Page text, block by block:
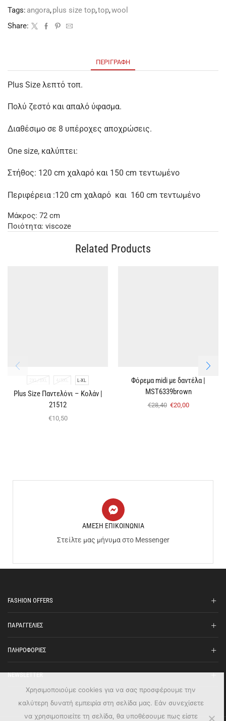
Tags: angora,plus size top,top,wool
Share:
ΠΕΡΙΓΡΑΦΉ
Plus Size λεπτό τοπ.
Πολύ ζεστό και απαλό ύφασμα.
Διαθέσιμο σε 8 υπέροχες αποχρώσεις.
One size, καλύπτει:
Στήθος: 120 cm χαλαρό και 150 cm τεντωμένο
Περιφέρεια :120 cm χαλαρό και 160 cm τεντωμένο
Μάκρος: 72 cm
Ποιότητα: viscoze
Related Products
2XL/3XL 4/5XL L-XL
Plus Size Παντελόνι – Κολάν |
21512
€10,50
Φόρεμα midi με δαντέλα |
MST6339brown
€28,40 €20,00
ΑΜΕΣΗ ΕΠΙΚΟΙΝΩΝΙΑ
Στείλτε μας μήνυμα στο Messenger
FASHION OFFERS
ΠΑΡΑΓΓΕΛΙΕΣ
ΠΛΗΡΟΦΟΡΙΕΣ
NEWSLETTER
Χρησιμοποιούμε cookies για να σας προσφέρουμε την
καλύτερη δυνατή εμπειρία στη σελίδα μας. Εάν συνεχίσετε
να χρησιμοποιείτε τη σελίδα, θα υποθέσουμε πως είστε